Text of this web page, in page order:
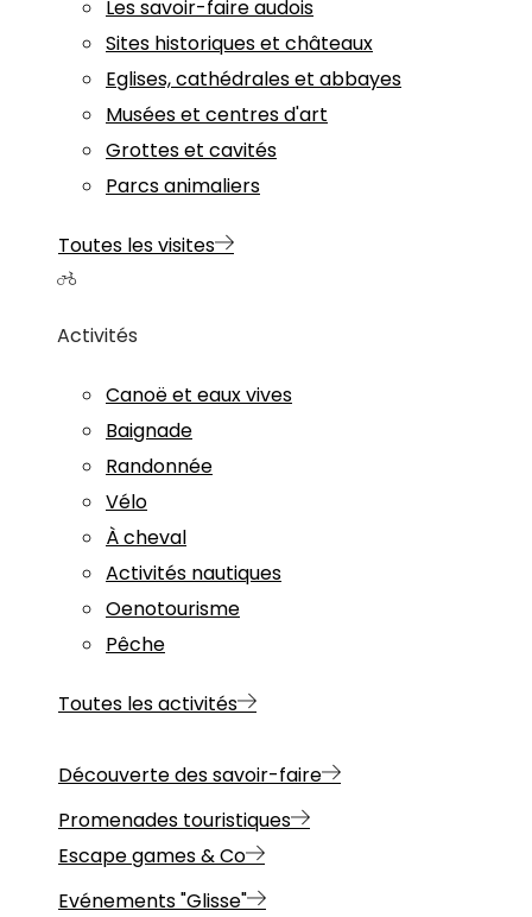
Les savoir-faire audois
Sites historiques et châteaux
Eglises, cathédrales et abbayes
Musées et centres d'art
Grottes et cavités
Parcs animaliers
Toutes les visites
Activités
Canoë et eaux vives
Baignade
Randonnée
Vélo
À cheval
Activités nautiques
Oenotourisme
Pêche
Toutes les activités
Découverte des savoir-faire
Promenades touristiques
Escape games & Co
Evénements "Glisse"